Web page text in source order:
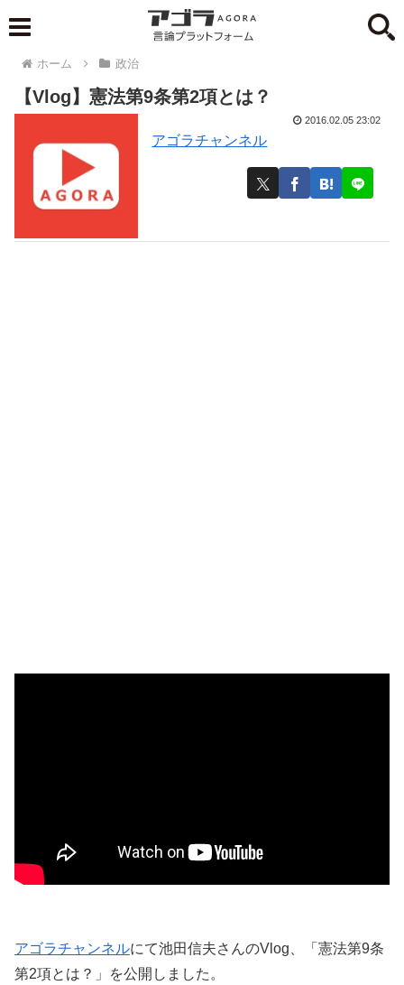
ホーム 政治
【Vlog】憲法第9条第2項とは？
アゴラチャンネル
2016.02.05 23:02
アゴラチャンネルにて池田信夫さんのVlog、「憲法第9条
第2項とは？」を公開しました。